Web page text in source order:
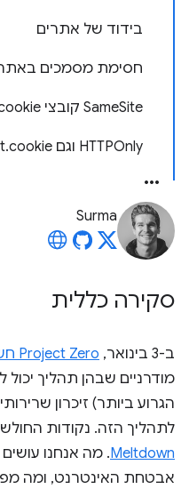
בידוד של אתרים
חסימת מסמכים
SameSite קובצי cookie
HTTPOnly וגם document.cookie
Surma
סקירה כללית
ב-3 בינואר, Project Zero חשף
מודרניים שבהן תהליך
הגרוע ביותר) זיכרון
לתהליך הזה. נקודות
Meltdown
אבטחת האינטרנט, ומה